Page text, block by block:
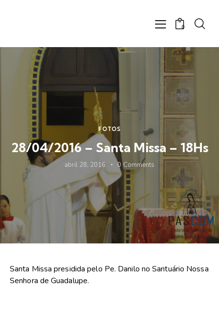
0
FOTOS
28/04/2016 – Santa Missa – 18Hs
abril 28, 2016 0 Comments
Santa Missa presidida pelo Pe. Danilo no Santuário Nossa
Senhora de Guadalupe.